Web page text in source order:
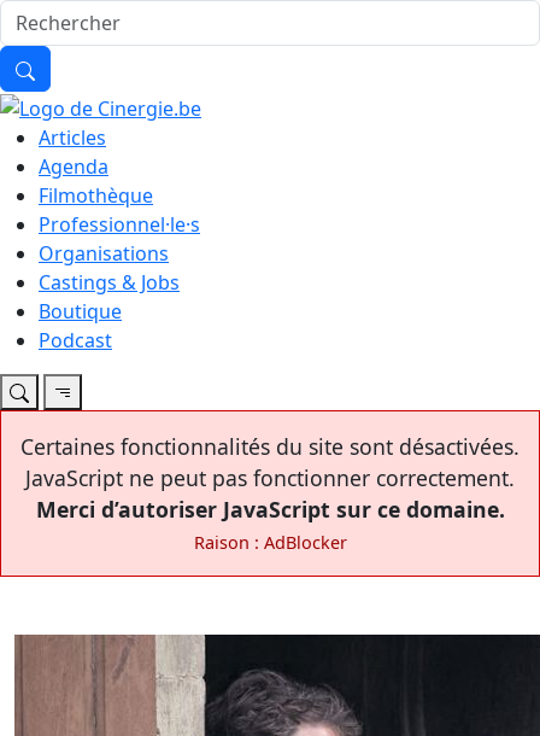
Articles
Agenda
Filmothèque
Professionnel·le·s
Organisations
Castings & Jobs
Boutique
Podcast
Certaines fonctionnalités du site sont désactivées.
JavaScript ne peut pas fonctionner correctement.
Merci d’autoriser JavaScript sur ce domaine.
Raison : AdBlocker